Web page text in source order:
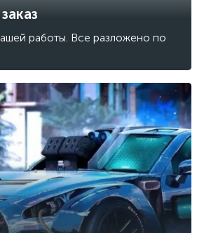
работы. Все разложено по